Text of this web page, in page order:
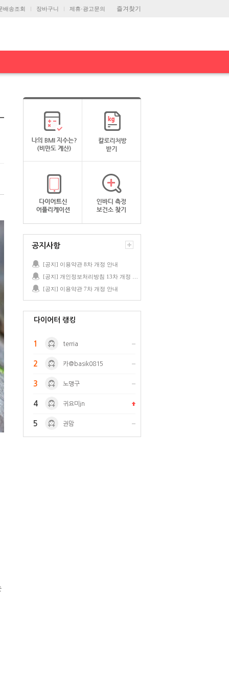
즐겨찾기
배송조회 장바구니 제휴·광고문의
공지사항
[공지] 이용약관 8차 개정 안내
[공지] 이용약관 7차 개정 안내
다이어터 랭킹
1 terria
2 카@basik0815
3 노맹구
4 귀요미jn
5 권맘